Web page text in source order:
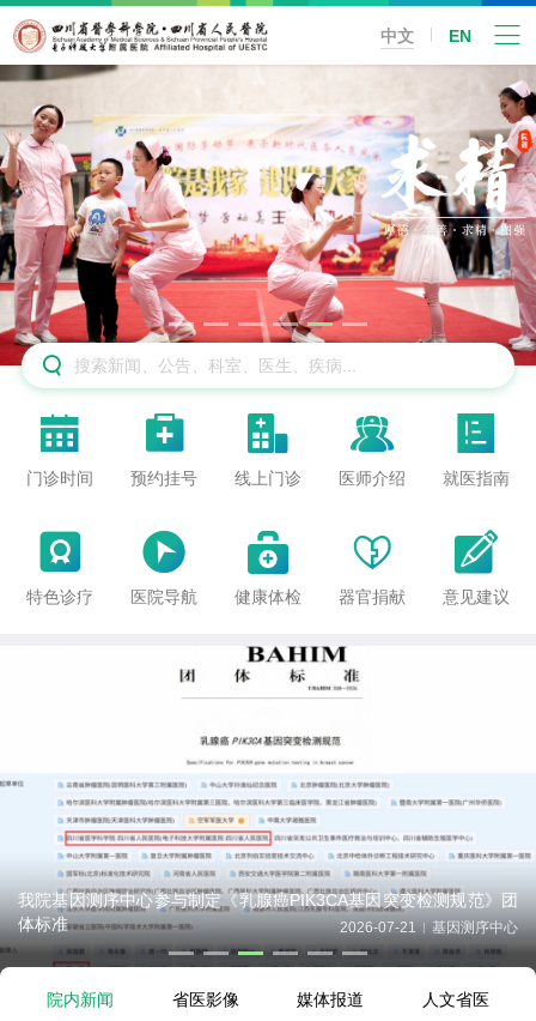
中文 EN


门诊时间

预约挂号

线上门诊

医师介绍

就医指南

特色诊疗

医院导航

健康体检

器官捐献

意见建议
我院基因测序中心参与制定《乳腺癌PIK3CA基因突变检测规范》团
体标准
2026-07-21 | 基因测序中心
院内新闻 省医影像 媒体报道 人文省医